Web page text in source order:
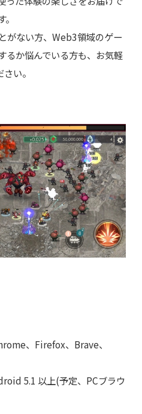
がない方、Web3領域のゲー
るか悩んでいる方も、お気軽
い。
、Firefox、Brave、
5.1 以上(予定、PCブラウ